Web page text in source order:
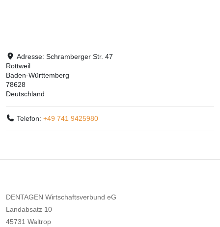
Adresse:Schramberger Str. 47
Rottweil
Baden-Württemberg
78628
Deutschland
Telefon:+49 741 9425980
DENTAGEN Wirtschaftsverbund eG
Landabsatz 10
45731 Waltrop